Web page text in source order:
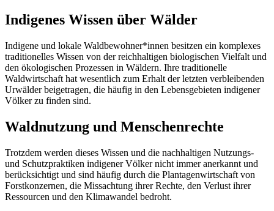
Indigenes Wissen über Wälder
Indigene und lokale Waldbewohner*innen besitzen ein komplexes
traditionelles Wissen von der reichhaltigen biologischen Vielfalt und
den ökologischen Prozessen in Wäldern. Ihre traditionelle
Waldwirtschaft hat wesentlich zum Erhalt der letzten verbleibenden
Urwälder beigetragen, die häufig in den Lebensgebieten indigener
Völker zu finden sind.
Waldnutzung und Menschenrechte
Trotzdem werden dieses Wissen und die nachhaltigen Nutzungs-
und Schutzpraktiken indigener Völker nicht immer anerkannt und
berücksichtigt und sind häufig durch die Plantagenwirtschaft von
Forstkonzernen, die Missachtung ihrer Rechte, den Verlust ihrer
Ressourcen und den Klimawandel bedroht.